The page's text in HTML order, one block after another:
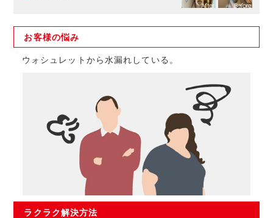
お客様の悩み
ウォシュレットから水漏れしている。
ラクラク解決方法